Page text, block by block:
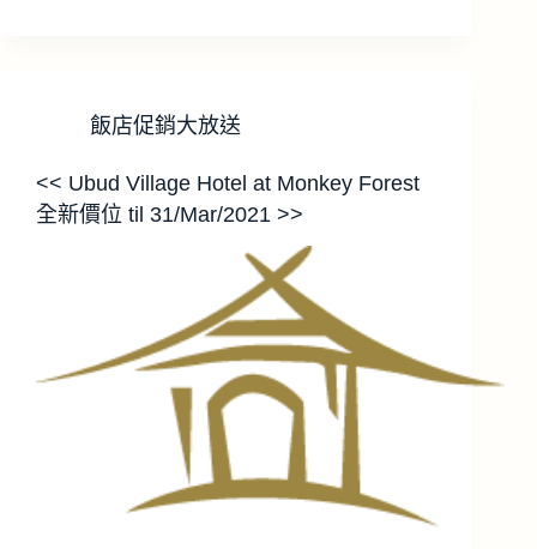
飯店促銷大放送
<< Ubud Village Hotel at Monkey Forest
全新價位 til 31/Mar/2021 >>